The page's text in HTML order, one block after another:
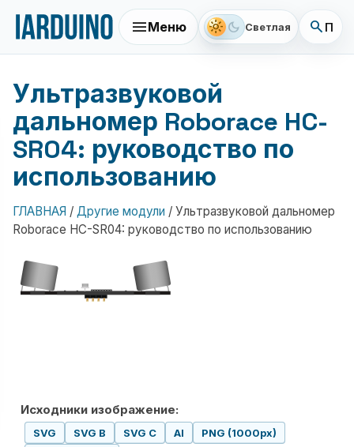
menuМеню light_mode dark_mode Светлая search
Ультразвуковой
дальномер Roborace HC-
SR04: руководство по
использованию
ГЛАВНАЯ / Другие модули / Ультразвуковой дальномер
Roborace HC-SR04: руководство по использованию
Исходники изображение:
SVG SVG B SVG C AI
PNG (1000px)